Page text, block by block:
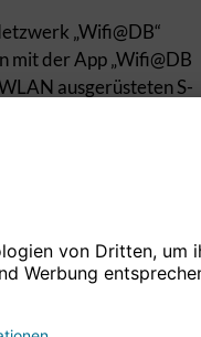
„Wifi@DB“
mit der App „Wifi@DB
ausgerüsteten S-
für Schritt
gekennzeichnet.
Stuttgart ein
und zahlreiche
von der
wenn die